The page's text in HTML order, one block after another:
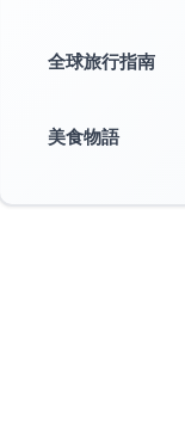
全球旅行指南
美食物語